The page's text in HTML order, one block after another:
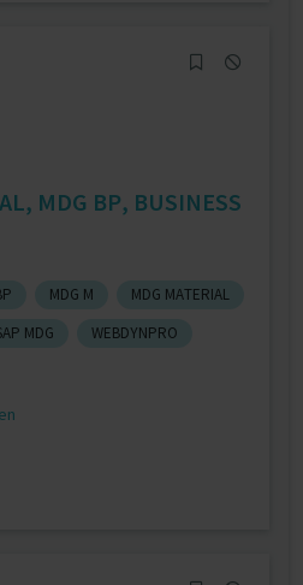
MDG BP, BUSINESS
MDG M
MDG MATERIAL
MDG
WEBDYNPRO